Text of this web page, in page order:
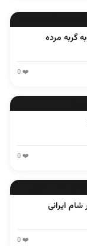
گربه مرده
❤️ 0
❤️ 0
ایرانی
❤️ 0